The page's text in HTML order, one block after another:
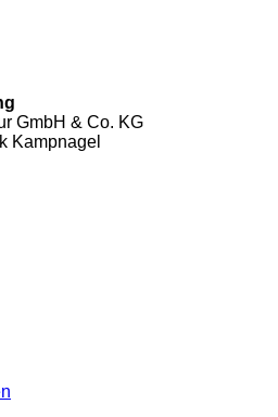
GmbH & Co. KG
Kampnagel